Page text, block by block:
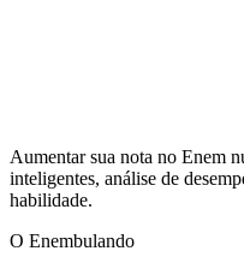
Aumentar sua nota no Enem
inteligentes, análise de
habilidade.
O Enembulando